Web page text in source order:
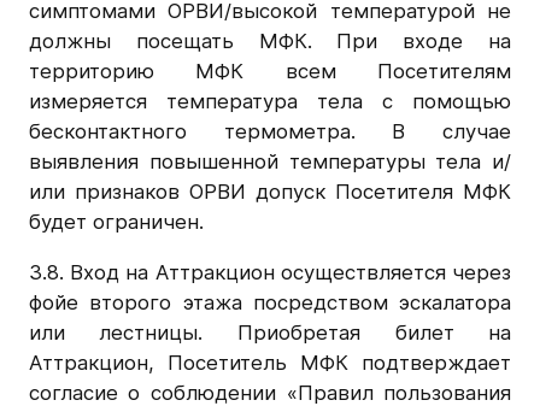
симптомами ОРВИ/высокой температурой не
должны посещать МФК. При входе на
территорию МФК всем Посетителям
измеряется температура тела с помощью
бесконтактного термометра. В случае
выявления повышенной температуры тела и/
или признаков ОРВИ допуск Посетителя МФК
будет ограничен.
3.8. Вход на Аттракцион осуществляется через
фойе второго этажа посредством эскалатора
или лестницы. Приобретая билет на
Аттракцион, Посетитель МФК подтверждает
согласие о соблюдении «Правил пользования